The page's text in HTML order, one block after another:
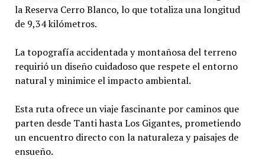
la Reserva Cerro Blanco, lo que totaliza una longitud
de 9,34 kilómetros.
La topografía accidentada y montañosa del terreno
requirió un diseño cuidadoso que respete el entorno
natural y minimice el impacto ambiental.
Esta ruta ofrece un viaje fascinante por caminos que
parten desde Tanti hasta Los Gigantes, prometiendo
un encuentro directo con la naturaleza y paisajes de
ensueño.